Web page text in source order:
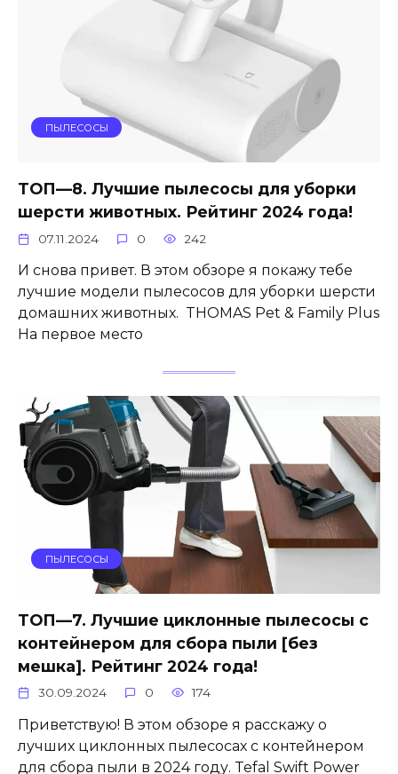
ПЫЛЕСОСЫ
ТОП—8. Лучшие пылесосы для уборки
шерсти животных. Рейтинг 2024 года!
07.11.2024 0 242
И снова привет. В этом обзоре я покажу тебе
лучшие модели пылесосов для уборки шерсти
домашних животных. THOMAS Pet & Family Plus
На первое место
ПЫЛЕСОСЫ
ТОП—7. Лучшие циклонные пылесосы с
контейнером для сбора пыли [без
мешка]. Рейтинг 2024 года!
30.09.2024 0 174
Приветствую! В этом обзоре я расскажу о
лучших циклонных пылесосах с контейнером
для сбора пыли в 2024 году. Tefal Swift Power